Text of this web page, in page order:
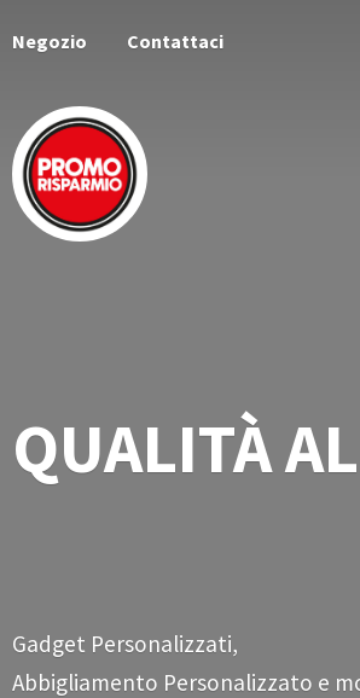
Negozio Contattaci
QUALITÀ AL
Gadget Personalizzati,
Abbigliamento Personalizzato e